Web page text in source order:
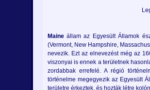
Maine állam az Egyesült Államok
(Vermont, New Hampshire,
nevezik. Ezt az elnevezést még az
viszonyai is ennek a területnek
zordabbak errefelé. A régió
történelme megegyezik az Egyesült
területre érkeztek, és hozták létre